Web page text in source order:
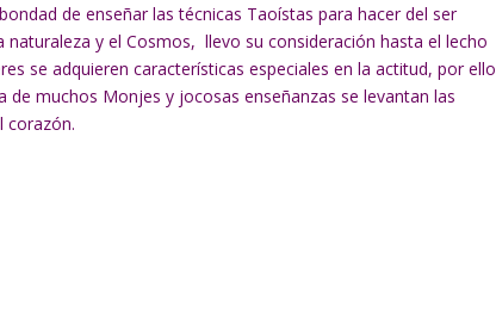
de enseñar las técnicas Taoístas para hacer del ser
y el Cosmos, llevo su consideración hasta el lecho
se adquieren características especiales en la actitud, por ello
muchos Monjes y jocosas enseñanzas se levantan las
corazón.